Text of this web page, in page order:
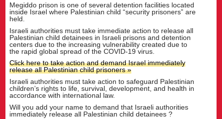
Megiddo prison is one of several detention facilities located
inside Israel where Palestinian child “security prisoners” are
held.
Israeli authorities must take immediate action to release all
Palestinian child detainees in Israeli prisons and detention
centers due to the increasing vulnerability created due to
the rapid global spread of the COVID-19 virus.
Click here to take action and demand Israel immediately
release all Palestinian child prisoners »
Israeli authorities must take action to safeguard Palestinian
children’s rights to life, survival, development, and health in
accordance with international law.
Will you add your name to demand that Israeli authorities
immediately release all Palestinian child detainees ?